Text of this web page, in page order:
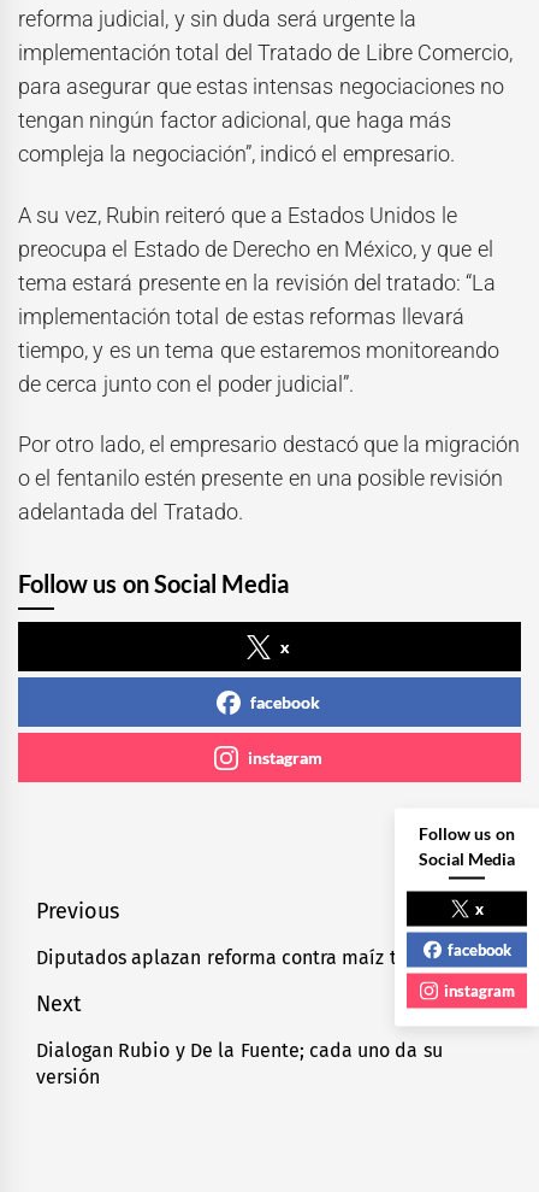
reforma judicial, y sin duda será urgente la
implementación total del Tratado de Libre Comercio,
para asegurar que estas intensas negociaciones no
tengan ningún factor adicional, que haga más
compleja la negociación”, indicó el empresario.
A su vez, Rubin reiteró que a Estados Unidos le
preocupa el Estado de Derecho en México, y que el
tema estará presente en la revisión del tratado: “La
implementación total de estas reformas llevará
tiempo, y es un tema que estaremos monitoreando
de cerca junto con el poder judicial”.
Por otro lado, el empresario destacó que la migración
o el fentanilo estén presente en una posible revisión
adelantada del Tratado.
Follow us on Social Media
x
facebook
instagram
Navegación
de
entradas
Previous
Previous
Diputados aplazan reforma contra maíz transgénico
Next
Next
post:
Dialogan Rubio y De la Fuente; cada uno da su
versión
Follow us on
Social Media
x
facebook
instagram